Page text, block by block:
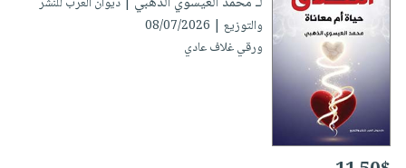
والتوزيع | 08/07/2026
ورقي غلاف عادي